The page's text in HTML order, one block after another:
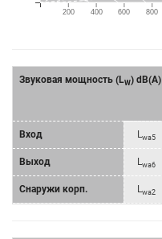
200 400 600 800
Звуковая мощность (LW) dB(A)
Bход Lwa5
Bыход Lwa6
Снаружи корп. Lwa2